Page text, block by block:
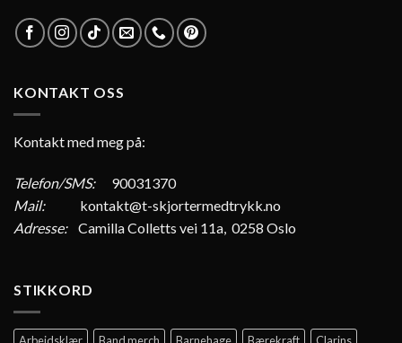
KONTAKT OSS
Kontakt med meg på:
Telefon/SMS:
90031370
Mail:
kontakt@t-skjortermedtrykk.no
Adresse: Camilla Colletts vei 11a, 0258 Oslo
STIKKORD